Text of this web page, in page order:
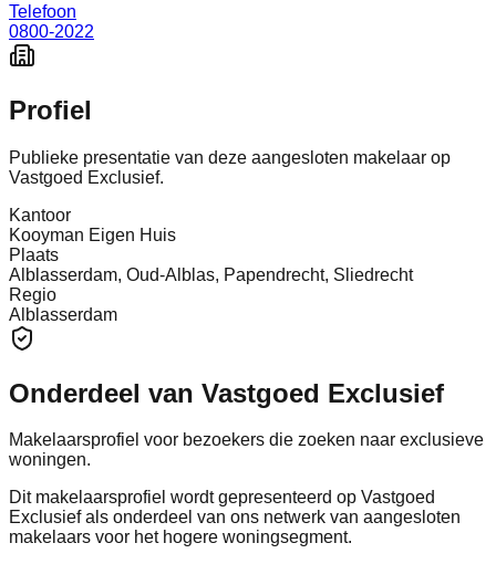
Telefoon
0800-2022
Profiel
Publieke presentatie van deze aangesloten makelaar op
Vastgoed Exclusief.
Kantoor
Kooyman Eigen Huis
Plaats
Alblasserdam, Oud-Alblas, Papendrecht, Sliedrecht
Regio
Alblasserdam
Onderdeel van Vastgoed Exclusief
Makelaarsprofiel voor bezoekers die zoeken naar exclusieve
woningen.
Dit makelaarsprofiel wordt gepresenteerd op Vastgoed
Exclusief als onderdeel van ons netwerk van aangesloten
makelaars voor het hogere woningsegment.